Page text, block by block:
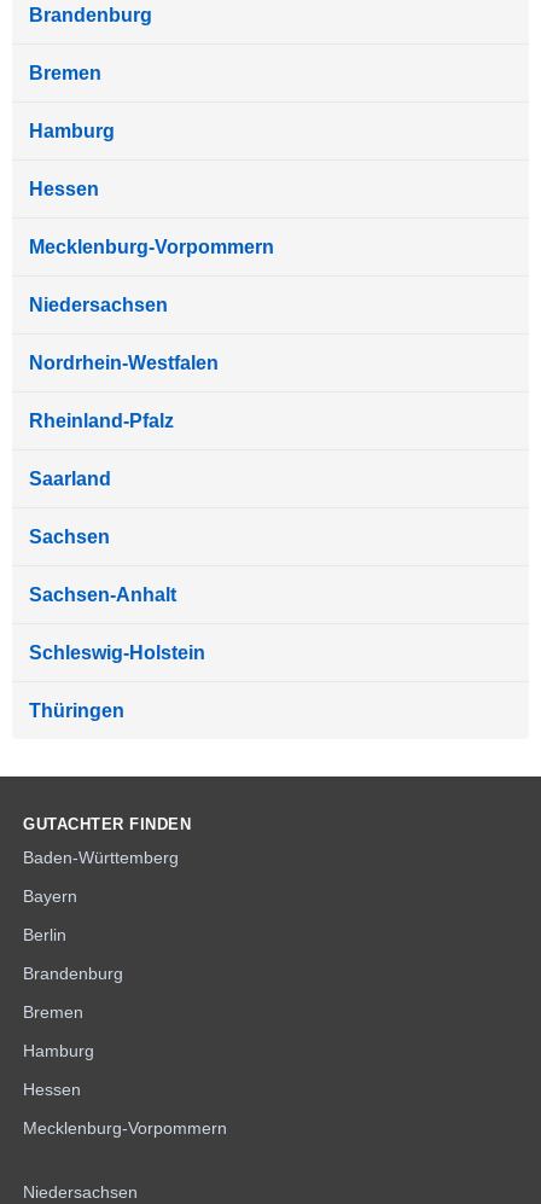
Brandenburg
Bremen
Hamburg
Hessen
Mecklenburg-Vorpommern
Niedersachsen
Nordrhein-Westfalen
Rheinland-Pfalz
Saarland
Sachsen
Sachsen-Anhalt
Schleswig-Holstein
Thüringen
GUTACHTER FINDEN
Baden-Württemberg
Bayern
Berlin
Brandenburg
Bremen
Hamburg
Hessen
Mecklenburg-Vorpommern
Niedersachsen